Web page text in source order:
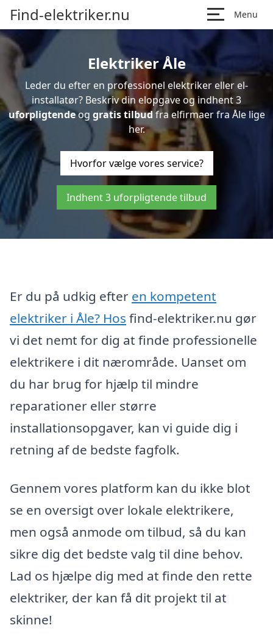
Find-elektriker.nu Menu
Elektriker Åle
Leder du efter en professionel elektriker eller el-
installatør? Beskriv din elopgave og indhent 3
uforpligtendeog gratis tilbudfra elfirmaer fra Åle lige
her.
Hvorfor vælge vores service?
Indhent 3 uforpligtende tilbud
Er du på udkig efter en kompetent
elektriker i Åle? Hos find-elektriker.nu gør
vi det nemt for dig at finde professionelle
elektrikere i dit nærområde. Uanset om
du har brug for hjælp til mindre
reparationer eller større
installationsopgaver, kan vi guide dig i
retning af de bedste fagfolk.
Gennem vores platform kan du ikke blot
se en oversigt over lokale elektrikere,
men også anmode om tilbud, så du kan
sikre dig det bedste valg til dine behov.
Lad os hjælpe dig med at finde den rette
elektriker, der kan få dit projekt til at
skinne!